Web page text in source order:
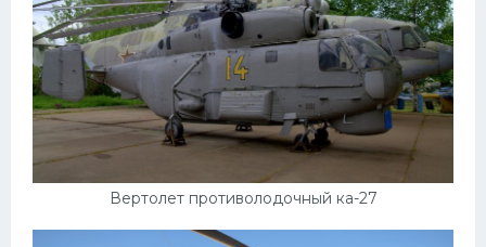
Вертолет противолодочный ка-27